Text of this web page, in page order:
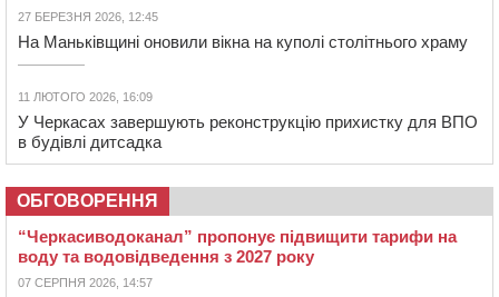
27 БЕРЕЗНЯ 2026, 12:45
На Маньківщині оновили вікна на куполі столітнього храму
11 ЛЮТОГО 2026, 16:09
У Черкасах завершують реконструкцію прихистку для ВПО
в будівлі дитсадка
ОБГОВОРЕННЯ
“Черкасиводоканал” пропонує підвищити тарифи на
воду та водовідведення з 2027 року
07 СЕРПНЯ 2026, 14:57